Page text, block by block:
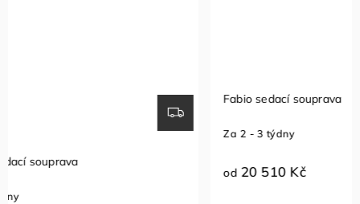
20 510 Kč
Sedací
od